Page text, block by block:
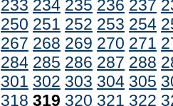
233 234 235 236 237
250 251 252 253 254
267 268 269 270 271
284 285 286 287 288
301 302 303 304 305
318 319 320 321 322